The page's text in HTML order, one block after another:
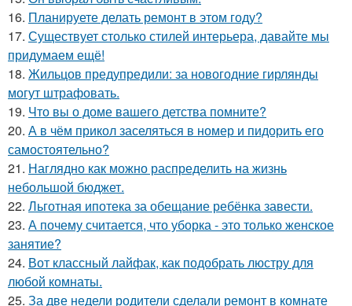
16. Планируете делать ремонт в этом году?
17. Существует столько стилей интерьера, давайте мы
придумаем ещё!
18. Жильцов предупредили: за новогодние гирлянды
могут штрафовать.
19. Что вы о доме вашего детства помните?
20. А в чём прикол заселяться в номер и пидорить его
самостоятельно?
21. Наглядно как можно распределить на жизнь
небольшой бюджет.
22. Льготная ипотека за обещание ребёнка завести.
23. А почему считается, что уборка - это только женское
занятие?
24. Вот классный лайфак, как подобрать люстру для
любой комнаты.
25. За две недели родители сделали ремонт в комнате